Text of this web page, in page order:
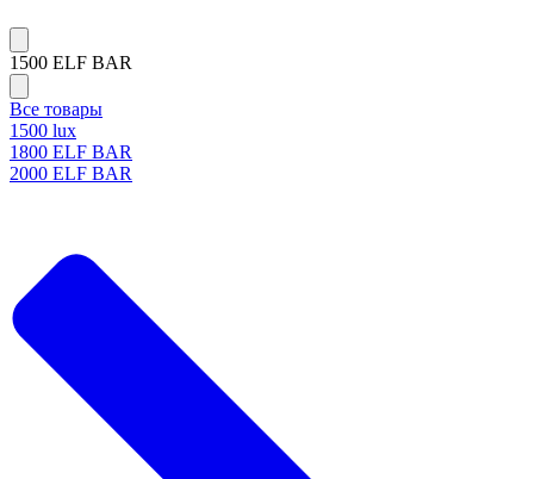
1500 ELF BAR
Все товары
1500 lux
1800 ELF BAR
2000 ELF BAR